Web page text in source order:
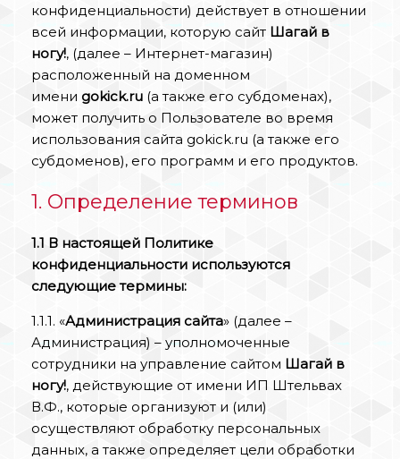
конфиденциальности) действует в отношении
всей информации, которую сайт Шагай в
ногу!, (далее – Интернет-магазин)
расположенный на доменном
имени gokick.ru (а также его субдоменах),
может получить о Пользователе во время
использования сайта gokick.ru (а также его
субдоменов), его программ и его продуктов.
1. Определение терминов
1.1 В настоящей Политике
конфиденциальности используются
следующие термины:
1.1.1. «Администрация сайта» (далее –
Администрация) – уполномоченные
сотрудники на управление сайтом Шагай в
ногу!, действующие от имени ИП Штельвах
В.Ф., которые организуют и (или)
осуществляют обработку персональных
данных, а также определяет цели обработки